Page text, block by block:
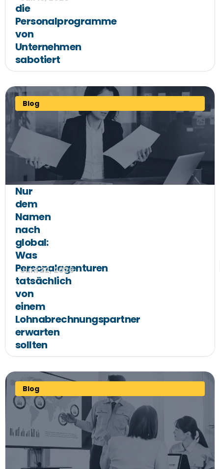
die
Personalprogramme
von
Unternehmen
sabotiert
Blog
Nur
dem
Namen
nach
global:
Was
Personalagenturen
tatsächlich
von
einem
Lohnabrechnungspartner
erwarten
sollten
Juni 22, 2026
Blog